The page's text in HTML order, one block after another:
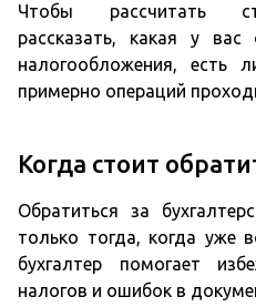
Чтобы рассчитать
рассказать, какая у
налогообложения, есть
примерно операций
Когда стоит
Обратиться за
только тогда, когда уже
бухгалтер помогает
налогов и ошибок в